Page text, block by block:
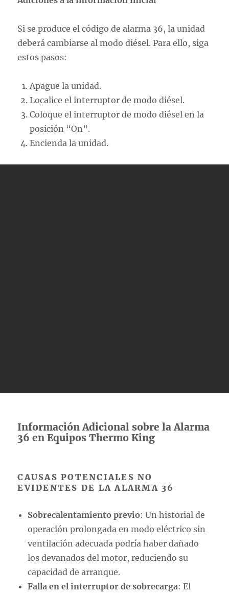
Si se produce el código de alarma 36, la unidad
deberá cambiarse al modo diésel. Para ello, siga
estos pasos:
Apague la unidad.
Localice el interruptor de modo diésel.
Coloque el interruptor de modo diésel en la
posición “On”.
Encienda la unidad.
Información Adicional sobre la Alarma
36 en Equipos Thermo King
CAUSAS POTENCIALES NO
EVIDENTES DE LA ALARMA 36
Sobrecalentamiento previo: Un historial de
operación prolongada en modo eléctrico sin
ventilación adecuada podría haber dañado
los devanados del motor, reduciendo su
capacidad de arranque.
Falla en el interruptor de sobrecarga: El